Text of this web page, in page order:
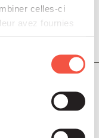
celles-ci
avez fournies